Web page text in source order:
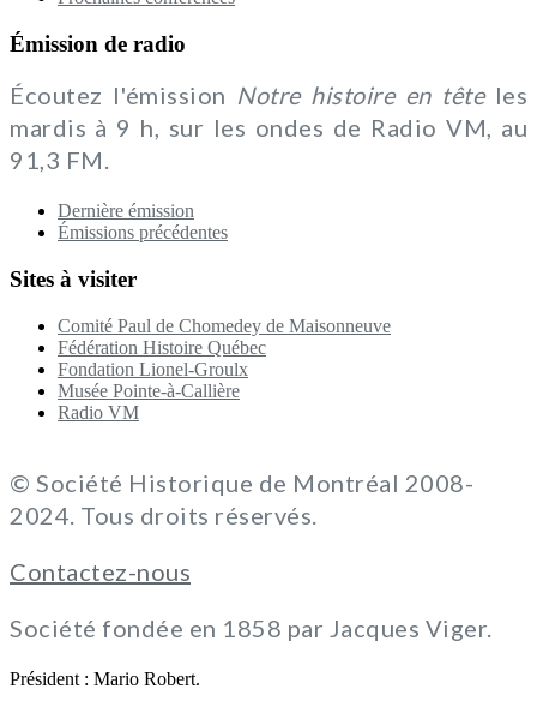
Émission de radio
Écoutez l'émission Notre histoire en têteles
mardis à 9 h, sur les ondes de Radio VM, au
91,3 FM.
Dernière émission
Émissions précédentes
Sites à visiter
Comité Paul de Chomedey de Maisonneuve
Fédération Histoire Québec
Fondation Lionel-Groulx
Musée Pointe-à-Callière
Radio VM
© Société Historique de Montréal 2008-
2024. Tous droits réservés.
Contactez-nous
Société fondée en 1858 par Jacques Viger.
Président : Mario Robert.